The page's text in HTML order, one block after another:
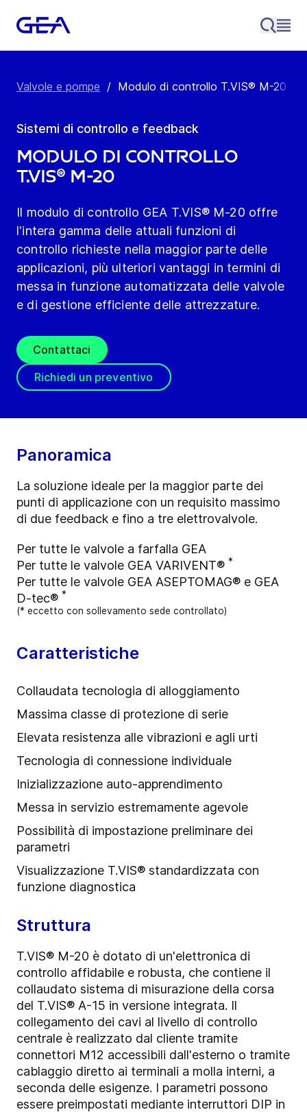
Valvole e pompe / Modulo di controllo T.VIS® M-20
Sistemi di controllo e feedback
Modulo di controllo
T.VIS® M-20
Il modulo di controllo GEA T.VIS® M-20 offre
l'intera gamma delle attuali funzioni di
controllo richieste nella maggior parte delle
applicazioni, più ulteriori vantaggi in termini di
messa in funzione automatizzata delle valvole
e di gestione efficiente delle attrezzature.
Contattaci
Richiedi un preventivo
Panoramica
La soluzione ideale per la maggior parte dei
punti di applicazione con un requisito massimo
di due feedback e fino a tre elettrovalvole.
Per tutte le valvole a farfalla GEA
Per tutte le valvole GEA VARIVENT® *
Per tutte le valvole GEA ASEPTOMAG® e GEA
D-tec® *
(* eccetto con sollevamento sede controllato)
Caratteristiche
Collaudata tecnologia di alloggiamento
Massima classe di protezione di serie
Elevata resistenza alle vibrazioni e agli urti
Tecnologia di connessione individuale
Inizializzazione auto-apprendimento
Messa in servizio estremamente agevole
Possibilità di impostazione preliminare dei
parametri
Visualizzazione T.VIS® standardizzata con
funzione diagnostica
Struttura
T.VIS® M-20 è dotato di un'elettronica di
controllo affidabile e robusta, che contiene il
collaudato sistema di misurazione della corsa
del T.VIS® A-15 in versione integrata. Il
collegamento dei cavi al livello di controllo
centrale è realizzato dal cliente tramite
connettori M12 accessibili dall'esterno o tramite
cablaggio diretto ai terminali a molla interni, a
seconda delle esigenze. I parametri possono
essere preimpostati mediante interruttori DIP in